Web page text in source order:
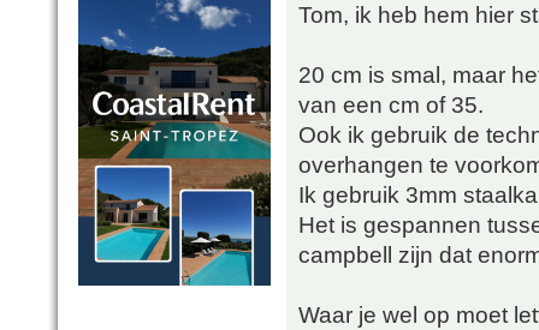
Tom, ik heb hem hier
20 cm is smal, maar
van een cm of 35.
Ook ik gebruik de
overhangen te
Ik gebruik 3mm
Het is gespannen
campbell zijn dat
Waar je wel op moet